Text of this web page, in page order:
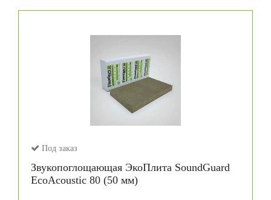
Под заказ
Звукопоглощающая ЭкоПлита SoundGuard
EcoAcoustic 80 (50 мм)